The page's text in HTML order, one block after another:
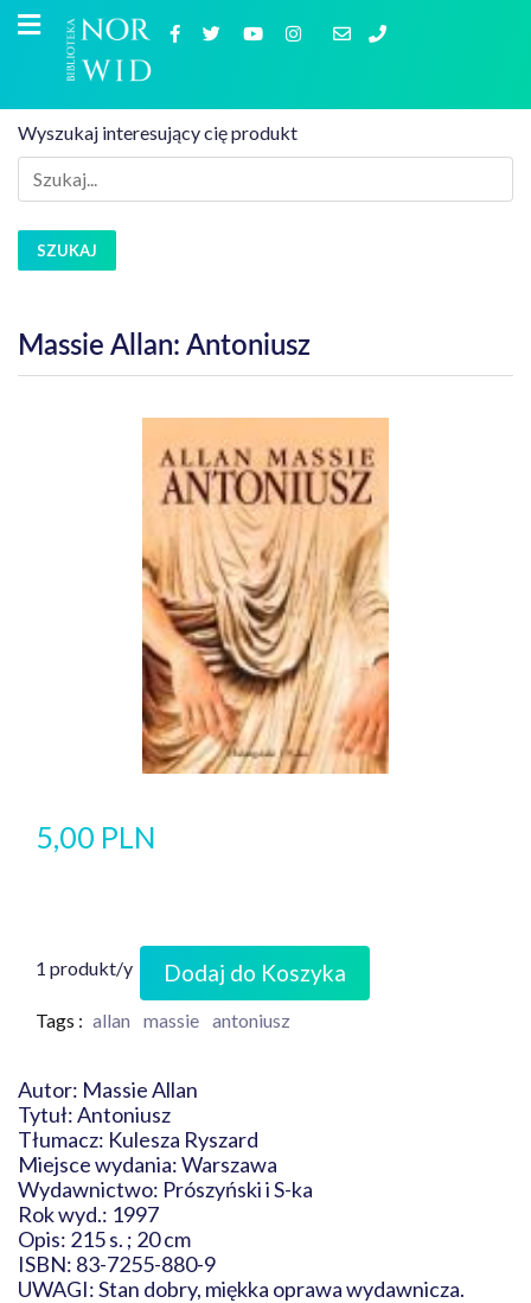
Wyszukaj interesujący cię produkt
SZUKAJ
Massie Allan: Antoniusz
5,00 PLN
1 produkt/y Dodaj do Koszyka
Tags : allan massie antoniusz
Autor: Massie Allan
Tytuł: Antoniusz
Tłumacz: Kulesza Ryszard
Miejsce wydania: Warszawa
Wydawnictwo: Prószyński i S-ka
Rok wyd.: 1997
Opis: 215 s. ; 20 cm
ISBN: 83-7255-880-9
UWAGI: Stan dobry, miękka oprawa wydawnicza.